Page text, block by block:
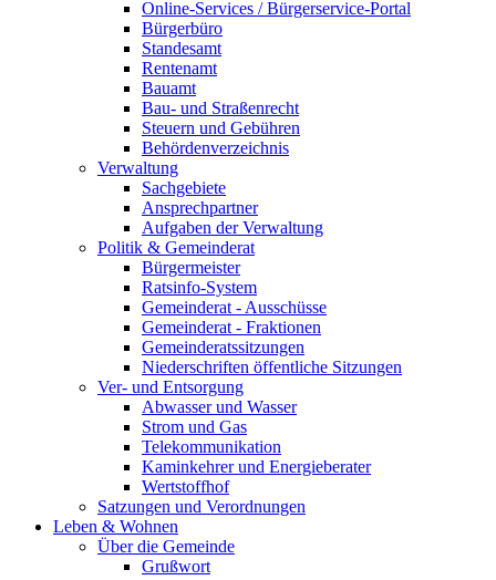
Online-Services / Bürgerservice-Portal
Bürgerbüro
Standesamt
Rentenamt
Bauamt
Bau- und Straßenrecht
Steuern und Gebühren
Behördenverzeichnis
Verwaltung
Sachgebiete
Ansprechpartner
Aufgaben der Verwaltung
Politik & Gemeinderat
Bürgermeister
Ratsinfo-System
Gemeinderat - Ausschüsse
Gemeinderat - Fraktionen
Gemeinderatssitzungen
Niederschriften öffentliche Sitzungen
Ver- und Entsorgung
Abwasser und Wasser
Strom und Gas
Telekommunikation
Kaminkehrer und Energieberater
Wertstoffhof
Satzungen und Verordnungen
Leben & Wohnen
Über die Gemeinde
Grußwort